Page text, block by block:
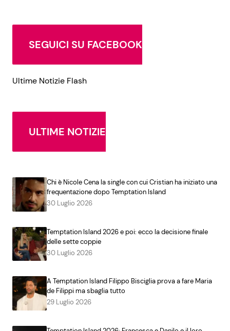
SEGUICI SU FACEBOOK
Ultime Notizie Flash
ULTIME NOTIZIE
Chi è Nicole Cena la single con cui Cristian ha iniziato una
frequentazione dopo Temptation Island
30 Luglio 2026
Temptation Island 2026 e poi: ecco la decisione finale
delle sette coppie
30 Luglio 2026
A Temptation Island Filippo Bisciglia prova a fare Maria
de Filippi ma sbaglia tutto
29 Luglio 2026